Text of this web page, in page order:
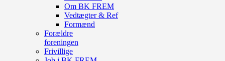
Om BK FREM
Vedtægter & Ref
Formænd
Forældre
foreningen
Frivillige